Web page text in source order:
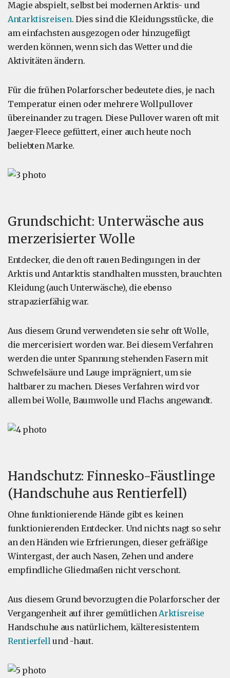
Magie abspielt, selbst bei modernen Arktis- und
Antarktisreisen. Dies sind die Kleidungsstücke, die
am einfachsten ausgezogen oder hinzugefügt
werden können, wenn sich das Wetter und die
Aktivitäten ändern.
Für die frühen Polarforscher bedeutete dies, je nach
Temperatur einen oder mehrere Wollpullover
übereinander zu tragen. Diese Pullover waren oft mit
Jaeger-Fleece gefüttert, einer auch heute noch
beliebten Marke.
Grundschicht: Unterwäsche aus
merzerisierter Wolle
Entdecker, die den oft rauen Bedingungen in der
Arktis und Antarktis standhalten mussten, brauchten
Kleidung (auch Unterwäsche), die ebenso
strapazierfähig war.
Aus diesem Grund verwendeten sie sehr oft Wolle,
die mercerisiert worden war. Bei diesem Verfahren
werden die unter Spannung stehenden Fasern mit
Schwefelsäure und Lauge imprägniert, um sie
haltbarer zu machen. Dieses Verfahren wird vor
allem bei Wolle, Baumwolle und Flachs angewandt.
Handschutz: Finnesko-Fäustlinge
(Handschuhe aus Rentierfell)
Ohne funktionierende Hände gibt es keinen
funktionierenden Entdecker. Und nichts nagt so sehr
an den Händen wie Erfrierungen, dieser gefräßige
Wintergast, der auch Nasen, Zehen und andere
empfindliche Gliedmaßen nicht verschont.
Aus diesem Grund bevorzugten die Polarforscher der
Vergangenheit auf ihrer gemütlichenArktisreise
Handschuhe aus natürlichem, kälteresistentem
Rentierfellund -haut.